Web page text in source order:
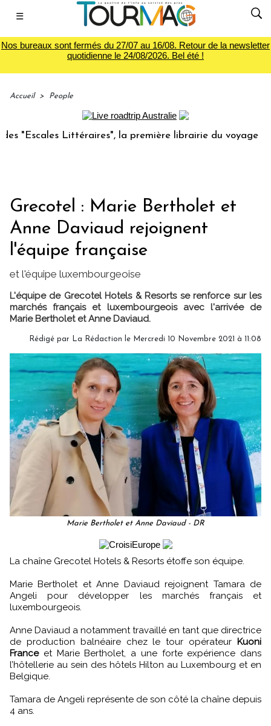
☰
Nos bureaux sont fermés du 27/07 au 16/08. Retour de la newsletter
quotidienne le 24/08/2026. Bel été !
Accueil > People
Littéraires", la première librairie du voyage Le
Grecotel : Marie Bertholet et
Anne Daviaud rejoignent
l'équipe française
et l'équipe luxembourgeoise
L'équipe de Grecotel Hotels & Resorts se renforce sur les
marchés français et luxembourgeois avec l'arrivée de
Marie Bertholet et Anne Daviaud.
Rédigé par La Rédaction le Mercredi 10 Novembre 2021 à 11:08
Marie Bertholet et Anne Daviaud - DR
La chaîne Grecotel Hotels & Resorts étoffe son équipe.
Marie Bertholet et Anne Daviaud rejoignent Tamara de
Angeli pour développer les marchés français et
luxembourgeois.
Anne Daviaud a notamment travaillé en tant que directrice
de production balnéaire chez le tour opérateur Kuoni
Franceet Marie Bertholet, a une forte expérience dans
l’hôtellerie au sein des hôtels Hilton au Luxembourg et en
Belgique.
Tamara de Angeli représente de son côté la chaîne depuis
4 ans.